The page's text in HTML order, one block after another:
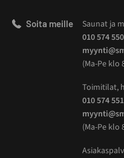
Soita meille
Saunat ja
010 574
(Ma-Pe klo
Toimitilat,
010 574
(Ma-Pe klo